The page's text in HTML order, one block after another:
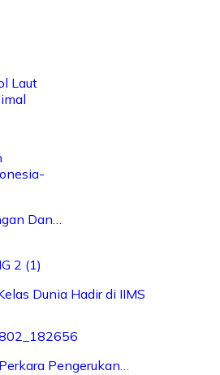
Dan…
Dunia Hadir di IIMS
Pengerukan…